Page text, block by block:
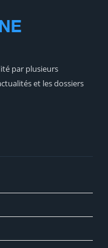
par plusieurs
et les dossiers